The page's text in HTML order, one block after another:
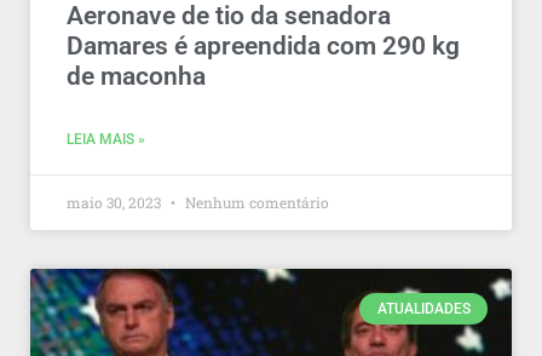
Aeronave de tio da senadora
Damares é apreendida com 290 kg
de maconha
LEIA MAIS »
maio 30, 2023 Nenhum comentário
ATUALIDADES